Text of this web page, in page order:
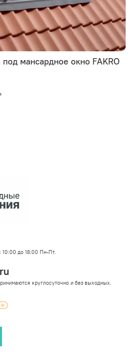
мансардное окно FAKRO
до 18:00 Пн-Пт.
круглосуточно и без выходных.